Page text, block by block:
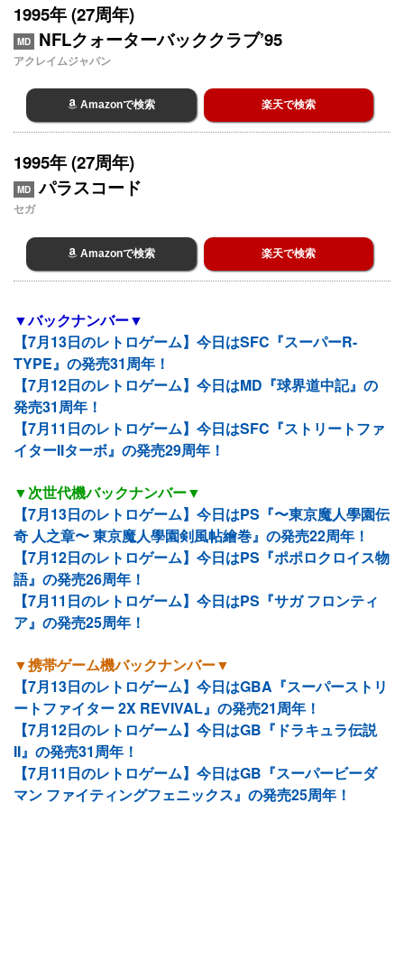
1995年 (27周年)
MD NFLクォーターバッククラブ’95
アクレイムジャパン
Amazonで検索 楽天で検索
1995年 (27周年)
MD パラスコード
セガ
Amazonで検索 楽天で検索
▼バックナンバー▼
【7月13日のレトロゲーム】今日はSFC『スーパーR-
TYPE』の発売31周年！
【7月12日のレトロゲーム】今日はMD『球界道中記』の
発売31周年！
【7月11日のレトロゲーム】今日はSFC『ストリートファ
イターIIターボ』の発売29周年！
▼次世代機バックナンバー▼
【7月13日のレトロゲーム】今日はPS『〜東京魔人學園伝
奇 人之章〜 東京魔人學園剣風帖繪巻』の発売22周年！
【7月12日のレトロゲーム】今日はPS『ポポロクロイス物
語』の発売26周年！
【7月11日のレトロゲーム】今日はPS『サガ フロンティ
ア』の発売25周年！
▼携帯ゲーム機バックナンバー▼
【7月13日のレトロゲーム】今日はGBA『スーパーストリ
ートファイター 2X REVIVAL』の発売21周年！
【7月12日のレトロゲーム】今日はGB『ドラキュラ伝説
II』の発売31周年！
【7月11日のレトロゲーム】今日はGB『スーパービーダ
マン ファイティングフェニックス』の発売25周年！